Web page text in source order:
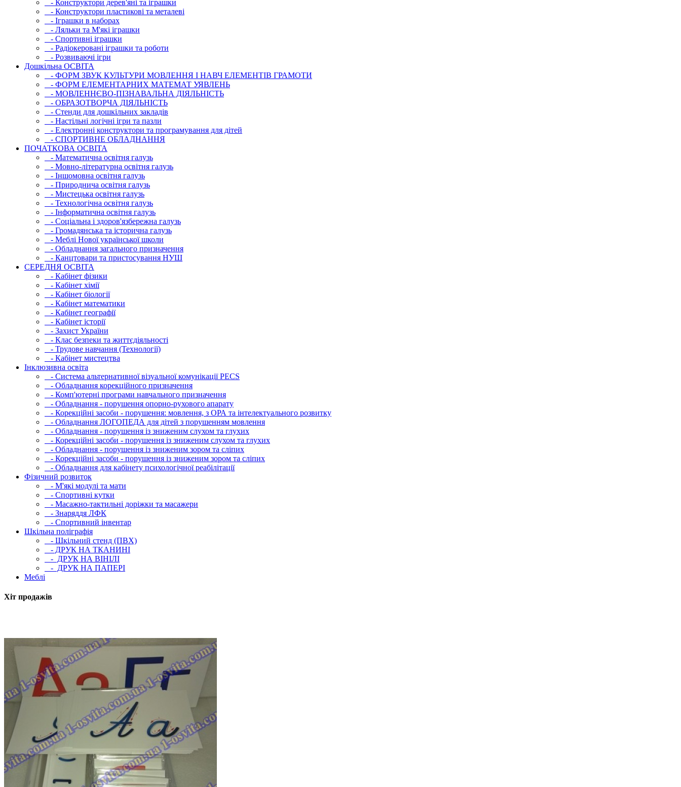
- Конструктори дерев'яні та іграшки
- Конструктори пластикові та металеві
- Іграшки в наборах
- Ляльки та М'які іграшки
- Спортивні іграшки
- Радіокеровані іграшки та роботи
- Розвиваючі ігри
Дошкільна ОСВIТА
- ФОРМ ЗВУК КУЛЬТУРИ МОВЛЕННЯ І НАВЧ ЕЛЕМЕНТІВ ГРАМОТИ
- ФОРМ ЕЛЕМЕНТАРНИХ МАТЕМАТ УЯВЛЕНЬ
- МОВЛЕННЄВО-ПІЗНАВАЛЬНА ДІЯЛЬНІСТЬ
- ОБРАЗОТВОРЧА ДІЯЛЬНІСТЬ
- Стенди для дошкільних закладів
- Настільні логічні ігри та пазли
- Електронні конструктори та програмування для дітей
- СПОРТИВНЕ ОБЛАДНАННЯ
ПОЧАТКОВА ОСВIТА
- Математична освітня галузь
- Мовно-літературна освітня галузь
- Iншомовна освітня галузь
- Природнича освітня галузь
- Мистецька освітня галузь
- Технологічна освітня галузь
- Інфopматична освітня галузь
- Соціальна і здоров'язбережна галузь
- Громадянська та історична галузь
- Меблі Нової української школи
- Обладнання загального призначення
- Канцтовари та пристосування НУШ
СЕРЕДНЯ ОСВIТА
- Кабінет фізики
- Кабінет хімії
- Кабінет біології
- Кабінет математики
- Кабінет географії
- Кабінет історії
- Захист України
- Клас безпеки та життєдіяльності
- Трудове навчання (Технології)
- Кабінет мистецтва
Інклюзивна освіта
- Система альтернативної візуальної комунікації PECS
- Обладнання корекційного призначення
- Комп'ютерні програми навчального призначення
- Обладнання - порушення опорно-рухового апарату
- Корекційні засоби - порушення: мовлення, з ОРА та інтелектуального розвитку
- Обладнання ЛОГОПЕДА для дітей з порушенням мовлення
- Обладнання - порушення із зниженим слухом та глухих
- Корекційні засоби - порушення із зниженим слухом та глухих
- Обладнання - порушення із зниженим зором та сліпих
- Корекційні засоби - порушення із зниженим зором та сліпих
- Обладнання для кабінету психологічної реабілітації
Фізичний розвиток
- М'які модулi та мати
- Спортивні кутки
- Масажно-тактильні доріжки та масажери
- Знаряддя ЛФК
- Спортивний інвентар
Шкільна поліграфія
- Шкільний стенд (ПВХ)
- ДРУК НА ТКАНИНІ
- ДРУК НА ВІНІЛІ
- ДРУК НА ПАПЕРІ
Меблі
Хіт продажів